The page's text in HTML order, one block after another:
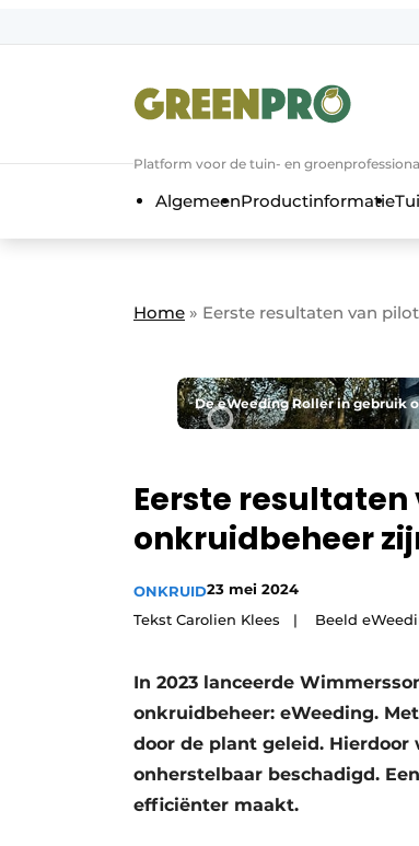
Algemene voorwaarden
GreenPro | Platform voor
Nieuwsbrief
Vacature aanmelden
Video’s
Platform voor de tuin- en
AlgemeenProductinformatie
Home » Eerste resultaten van
De eWeeding Roller in gebruik
Eerste
onkruidbeheer
ONKRUID23 mei 2024
Tekst Carolien Klees | Beeld
In 2023 lanceerde
onkruidbeheer: eWeeding.
door de plant geleid.
onherstelbaar beschadigd.
efficiënter maakt.